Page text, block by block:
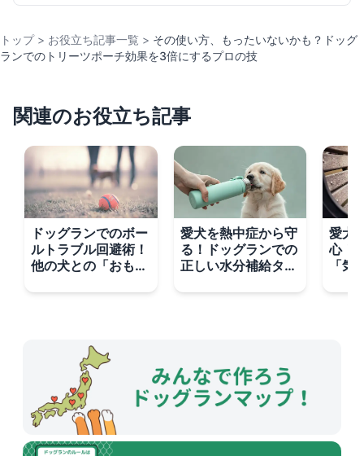
トップ > お役立ち記事一覧 > その使い方、もったいないかも？ドッグ
ランでのトリーツポーチ効果を3倍にするプロの技
関連のお役立ち記事
ドッグランでのボー
ルトラブル回避術！
他の犬との「おもち
か？
愛犬を熱中症から守
る！ドッグランでの
正しい水分補給タイ
愛犬
心！
「気
ン術